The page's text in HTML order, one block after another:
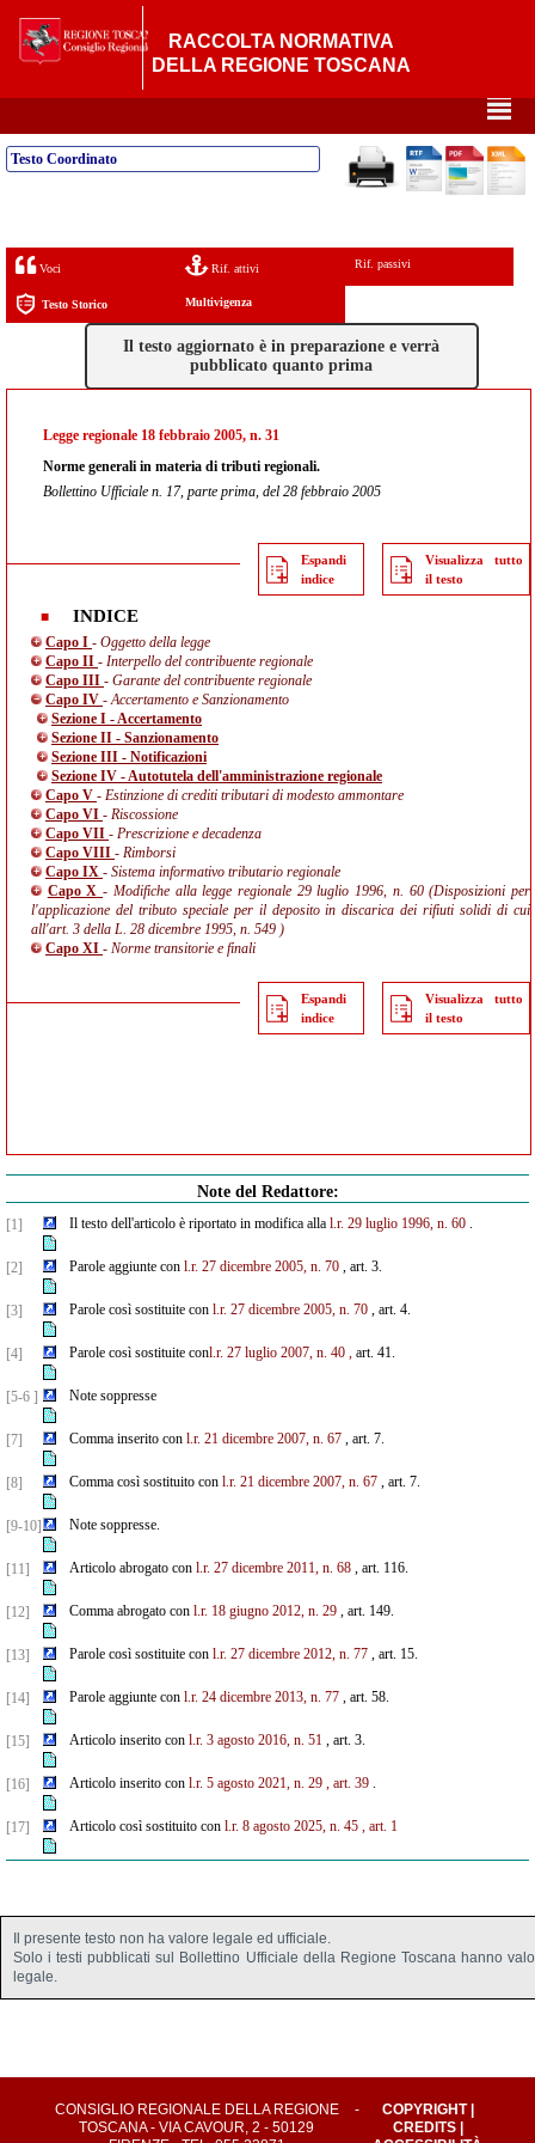
RACCOLTA NORMATIVA
DELLA REGIONE TOSCANA
²
Testo Coordinato
Voci Rif. attivi Rif. passivi
Testo Storico Multivigenza
Il testo aggiornato è in preparazione e verrà
pubblicato quanto prima
Legge regionale 18 febbraio 2005, n. 31
Norme generali in materia di tributi regionali.
Bollettino Ufficiale n. 17, parte prima, del 28 febbraio 2005
Espandi
indice
Visualizza tutto
il testo
INDICE
Capo I - Oggetto della legge
Capo II - Interpello del contribuente regionale
Capo III - Garante del contribuente regionale
Capo IV - Accertamento e Sanzionamento
Sezione I - Accertamento
Sezione II - Sanzionamento
Sezione III - Notificazioni
Sezione IV - Autotutela dell'amministrazione regionale
Capo V - Estinzione di crediti tributari di modesto ammontare
Capo VI - Riscossione
Capo VII - Prescrizione e decadenza
Capo VIII - Rimborsi
Capo IX - Sistema informativo tributario regionale
Capo X- Modifiche alla legge regionale 29 luglio 1996, n. 60 (Disposizioni per
l'applicazione del tributo speciale per il deposito in discarica dei rifiuti solidi di cui
all'art. 3 della L. 28 dicembre 1995, n. 549 )
Capo XI - Norme transitorie e finali
Espandi
indice
Visualizza tutto
il testo
Note del Redattore:
[1] Il testo dell'articolo è riportato in modifica alla l.r. 29 luglio 1996, n. 60.
[2] Parole aggiunte con l.r. 27 dicembre 2005, n. 70, art. 3.
[3] Parole così sostituite con l.r. 27 dicembre 2005, n. 70, art. 4.
[4] Parole così sostituite conl.r. 27 luglio 2007, n. 40 ,art. 41.
[5-6 ] Note soppresse
[7] Comma inserito con l.r. 21 dicembre 2007, n. 67, art. 7.
[8] Comma così sostituito con l.r. 21 dicembre 2007, n. 67, art. 7.
[9-10] Note soppresse.
[11] Articolo abrogato con l.r. 27 dicembre 2011, n. 68, art. 116.
[12] Comma abrogato con l.r. 18 giugno 2012, n. 29, art. 149.
[13] Parole così sostituite con l.r. 27 dicembre 2012, n. 77, art. 15.
[14] Parole aggiunte con l.r. 24 dicembre 2013, n. 77, art. 58.
[15] Articolo inserito con l.r. 3 agosto 2016, n. 51, art. 3.
[16] Articolo inserito con l.r. 5 agosto 2021, n. 29 , art. 39.
[17] Articolo così sostituito con l.r. 8 agosto 2025, n. 45 , art. 1
Il presente testo non ha valore legale ed ufficiale.
Solo i testi pubblicati sul Bollettino Ufficiale della Regione Toscana hanno
legale.
CONSIGLIO REGIONALE DELLA REGIONE
TOSCANA - VIA CAVOUR, 2 - 50129
- COPYRIGHT|
CREDITS|